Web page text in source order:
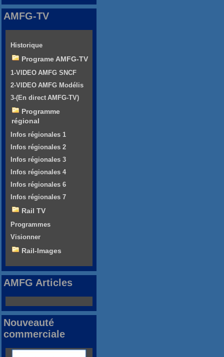
AMFG-TV
Historique
Programe AMFG-TV
1-VIDEO AMFG SNCF
2-VIDEO AMFG Modélis
3-(En direct AMFG-TV)
Programme
régional
Infos régionales 1
Infos régionales 2
Infos régionales 3
Infos régionales 4
Infos régionales 6
Infos régionales 7
Rail TV
Programmes
Visionner
Rail-Images
AMFG Articles
Nouveauté
commerciale